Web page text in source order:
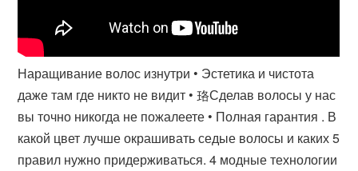
Наращивание волос изнутри • Эстетика и чистота
даже там где никто не видит • 珞Сделав волосы у нас
вы точно никогда не пожалеете • Полная гарантия . В
какой цвет лучше окрашивать седые волосы и каких 5
правил нужно придерживаться. 4 модные технологии